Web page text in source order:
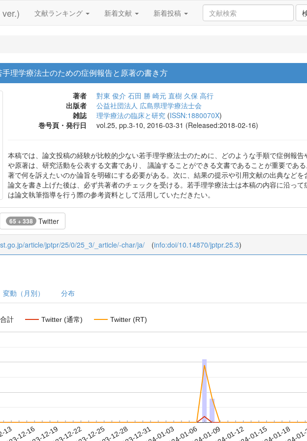
文献ランキング 新着文献 新着投稿
手理学療法士のための症例報告と原著の書き方
著者 對東 俊介 石田 勝 崎元 直樹 久保 高行
出版者
公益社団法人 広島県理学療法士会
雑誌
理学療法の臨床と研究 (ISSN:1880070X)
巻号頁・発行日
vol.25, pp.3-10, 2016-03-31 (Released:2018-02-16)
本稿では、論文投稿の経験が比較的少ない若手理学療法士のために、どのような手順で症例報
や原著は、研究活動を公表する文書であり、 議論することができる文書であることが重要であ
著で何を訴えたいのか論旨を明確にする必要がある。次に、結果の提示や引用文献の出典などを
論文を書き上げた後は、必ず共著者のチェックを受ける。若手理学療法士は本稿の内容に沿っ
は論文執筆指導を行う際の参考資料として活用していただきたい。
65 + 338 Twitter
article/jptpr/25/0/25_3/_article/-char/ja/ (info:doi/10.14870/jptpr.25.3)
変動（月別） 分布
合計 Twitter (通常) Twitter (RT)